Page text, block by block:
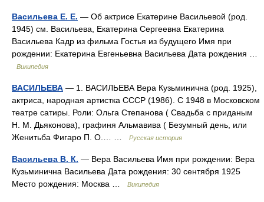
Васильева Е. Е. — Об актрисе Екатерине Васильевой (род.
1945) см. Васильева, Екатерина Сергеевна Екатерина
Васильева Кадр из фильма Гостья из будущего Имя при
рождении: Екатерина Евгеньевна Васильева Дата рождения …
Википедия
ВАСИЛЬЕВА — 1. ВАСИЛЬЕВА Вера Кузьминична (род. 1925),
актриса, народная артистка СССР (1986). С 1948 в Московском
театре сатиры. Роли: Ольга Степанова ( Свадьба с приданым
Н. М. Дьяконова), графиня Альмавива ( Безумный день, или
Женитьба Фигаро П. О.… …
Русская история
Васильева В. К. — Вера Васильева Имя при рождении: Вера
Кузьминична Васильева Дата рождения: 30 сентября 1925
Место рождения: Москва …
Википедия